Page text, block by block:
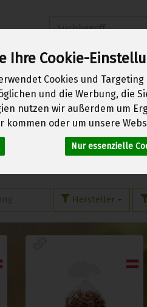
Ihre Cookie-
Cookies und
und die Werbung, die
nutzen wir außerdem um
kommen oder um unsere
Nur essenzielle
Über uns
ohne Ei
Hersteller